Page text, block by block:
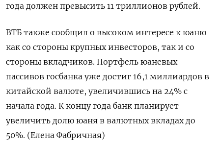
года должен превысить 11 триллионов рублей.
ВТБ также сообщил о высоком интересе к юаню
как со стороны крупных инвесторов, так и со
стороны вкладчиков. Портфель юаневых
пассивов госбанка уже достиг 16,1 миллиардов в
китайской валюте, увеличившись на 24% с
начала года. К концу года банк планирует
увеличить долю юаня в валютных вкладах до
50%. (Елена Фабричная)